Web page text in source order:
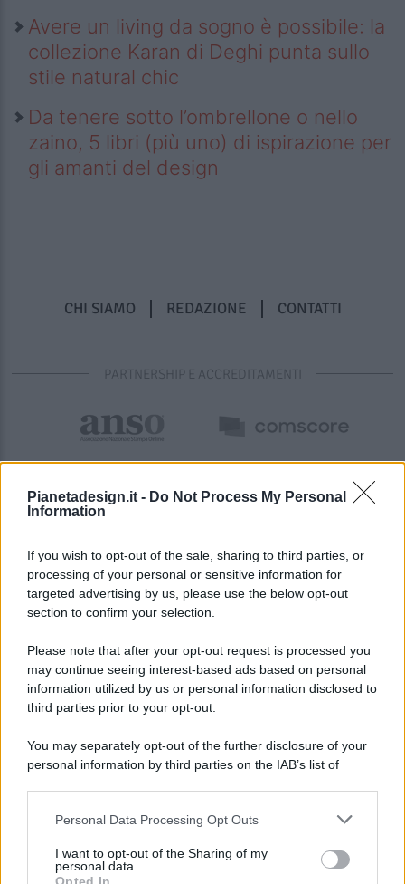
Pianetadesign.it - Do Not Process My Personal
Information
If you wish to opt-out of the sale, sharing to third parties, or
processing of your personal or sensitive information for
targeted advertising by us, please use the below opt-out
section to confirm your selection.
Please note that after your opt-out request is processed you
may continue seeing interest-based ads based on personal
information utilized by us or personal information disclosed to
third parties prior to your opt-out.
You may separately opt-out of the further disclosure of your
personal information by third parties on the IAB’s list of
This information may also be disclosed by us to third parties
disclose it to other third parties.
Personal Data Processing Opt Outs
I want to opt-out of the Sharing of my
personal data.
Avere un living da sogno è possibile: la
collezione Karan di Deghi punta sullo
stile natural chic
Da tenere sotto l’ombrellone o nello
zaino, 5 libri (più uno) di ispirazione per
gli amanti del design
CHI SIAMO REDAZIONE CONTATTI
PARTNERSHIP E ACCREDITAMENTI
© 2026 - Pianeta Design - P.IVA 04827280654 - Testata
Registrata Al Tribunale Di Nocera Inferiore N. 8/2020 - RG N.
ISCRIZIONE AL ROC N. 35792 – ISCRITTA ALL’ANSO
(ASSOCIAZIONE NAZIONALE STAMPA ONLINE)
PREFERENZE PRIVACY